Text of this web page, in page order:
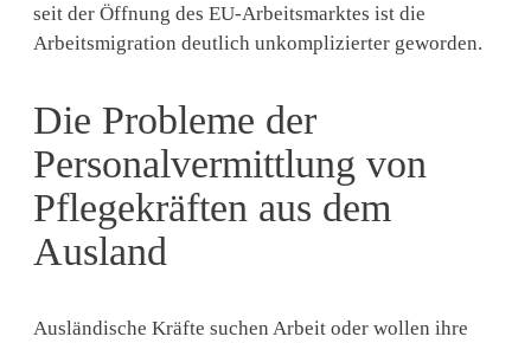
seit der Öffnung des EU-Arbeitsmarktes ist die
Arbeitsmigration deutlich unkomplizierter geworden.
Die Probleme der
Personalvermittlung von
Pflegekräften aus dem
Ausland
Ausländische Kräfte suchen Arbeit oder wollen ihre